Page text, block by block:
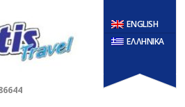
ENGLISH
ΕΛΛΗΝΙΚΑ